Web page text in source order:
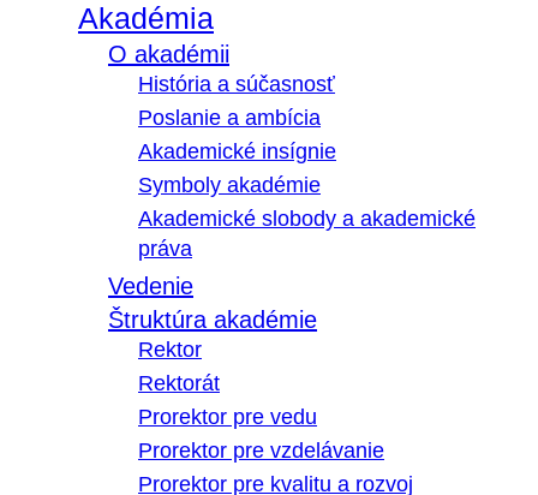
Akadémia
O akadémii
História a súčasnosť
Poslanie a ambícia
Akademické insígnie
Symboly akadémie
Akademické slobody a akademické
práva
Vedenie
Štruktúra akadémie
Rektor
Rektorát
Prorektor pre vedu
Prorektor pre vzdelávanie
Prorektor pre kvalitu a rozvoj